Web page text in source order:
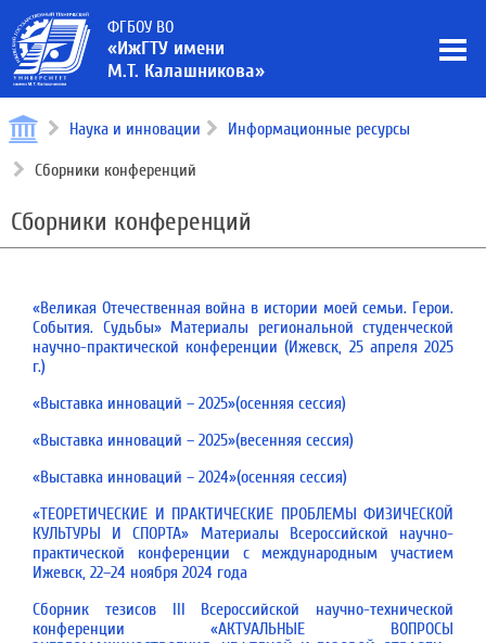
ФГБОУ ВО
«ИжГТУ имени
М.Т. Калашникова»
Наука и инновации Информационные ресурсы
Сборники конференций
Сборники конференций
«Великая Отечественная война в истории моей семьи. Герои.
События. Судьбы» Материалы региональной студенческой
научно-практической конференции (Ижевск, 25 апреля 2025
г.)
«Выставка инноваций – 2025»(осенняя сессия)
«Выставка инноваций – 2025»(весенняя сессия)
«Выставка инноваций – 2024»(осенняя сессия)
«ТЕОРЕТИЧЕСКИЕ И ПРАКТИЧЕСКИЕ ПРОБЛЕМЫ ФИЗИЧЕСКОЙ
КУЛЬТУРЫ И СПОРТА» Материалы Всероссийской научно-
практической конференции с международным участием
Ижевск, 22–24 ноября 2024 года
Сборник тезисов III Всероссийской научно-технической
конференции «АКТУАЛЬНЫЕ ВОПРОСЫ